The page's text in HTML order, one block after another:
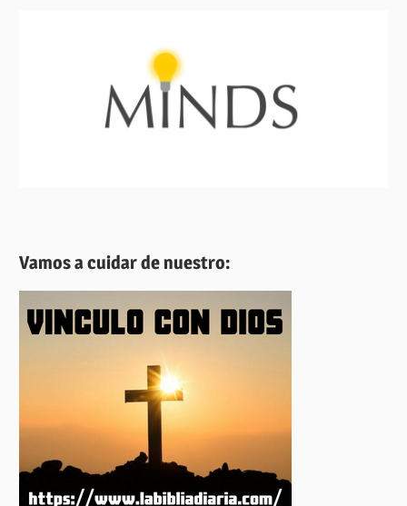
Vamos a cuidar de nuestro: